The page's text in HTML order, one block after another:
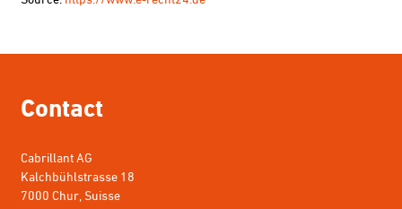
Contact
Cabrillant AG
Kalchbühlstrasse 18
7000 Chur, Suisse